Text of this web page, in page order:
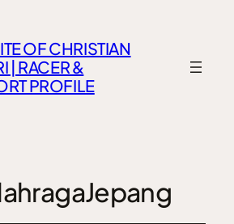
OF CHRISTIAN
| RACER &
PROFILE